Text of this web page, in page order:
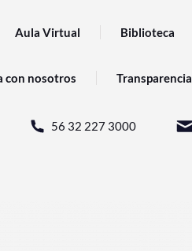
Aula Virtual Biblioteca
con nosotros Transparencia
56 32 227 3000